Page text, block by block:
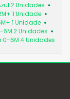
2 Unidades
1 Unidade
1 Unidade
6M 2 Unidades
0-6M 4 Unidades